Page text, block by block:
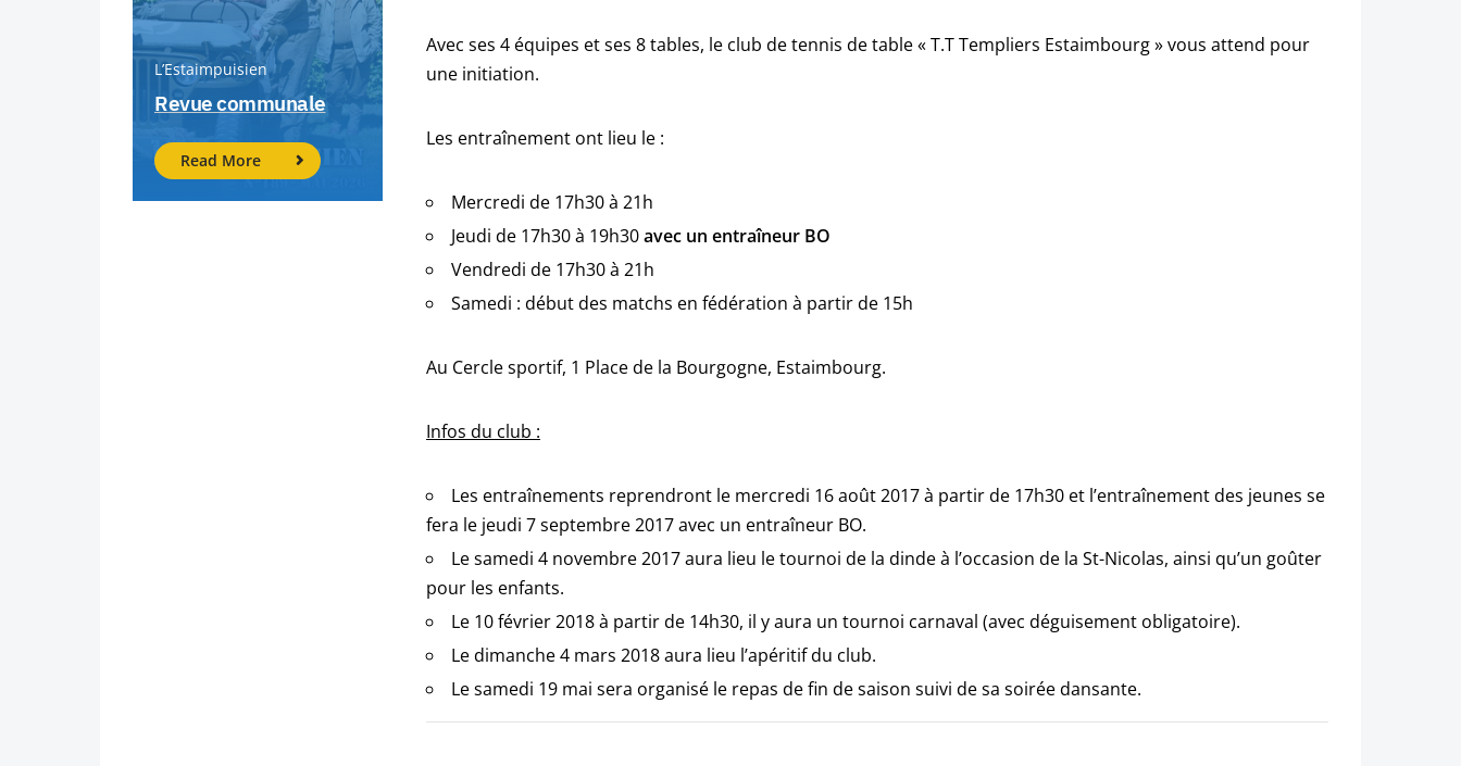
L’Estaimpuisien
Revue communale
Read More
Avec ses 4 équipes et ses 8 tables, le club de tennis de table « T.T Templiers Estaimbourg » vous attend pour
une initiation.
Les entraînement ont lieu le :
Mercredi de 17h30 à 21h
Jeudi de 17h30 à 19h30avec un entraîneur BO
Vendredi de 17h30 à 21h
Samedi : début des matchs en fédération à partir de 15h
Au Cercle sportif, 1 Place de la Bourgogne, Estaimbourg.
Infos du club :
Les entraînements reprendront le mercredi 16 août 2017 à partir de 17h30 et l’entraînement des jeunes se
fera le jeudi 7 septembre 2017 avec un entraîneur BO.
Le samedi 4 novembre 2017 aura lieu le tournoi de la dinde à l’occasion de la St-Nicolas, ainsi qu’un goûter
pour les enfants.
Le 10 février 2018 à partir de 14h30, il y aura un tournoi carnaval (avec déguisement obligatoire).
Le dimanche 4 mars 2018 aura lieu l’apéritif du club.
Le samedi 19 mai sera organisé le repas de fin de saison suivi de sa soirée dansante.